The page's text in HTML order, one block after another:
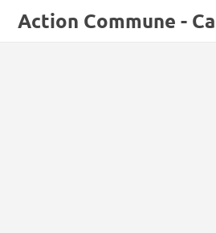
Action Commune -